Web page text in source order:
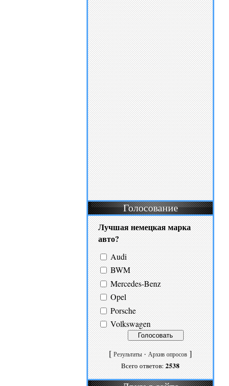
Голосование
Лучшая немецкая марка
авто?
Audi
BWM
Mercedes-Benz
Opel
Porsche
Volkswagen
[Результаты·Архив опросов]
Всего ответов:2538